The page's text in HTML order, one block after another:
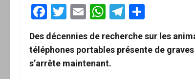
Facebook
Twitter
EmailWhatsApp
Telegram
Des décennies de recherche sur les
téléphones portables présente de
s’arrête maintenant.